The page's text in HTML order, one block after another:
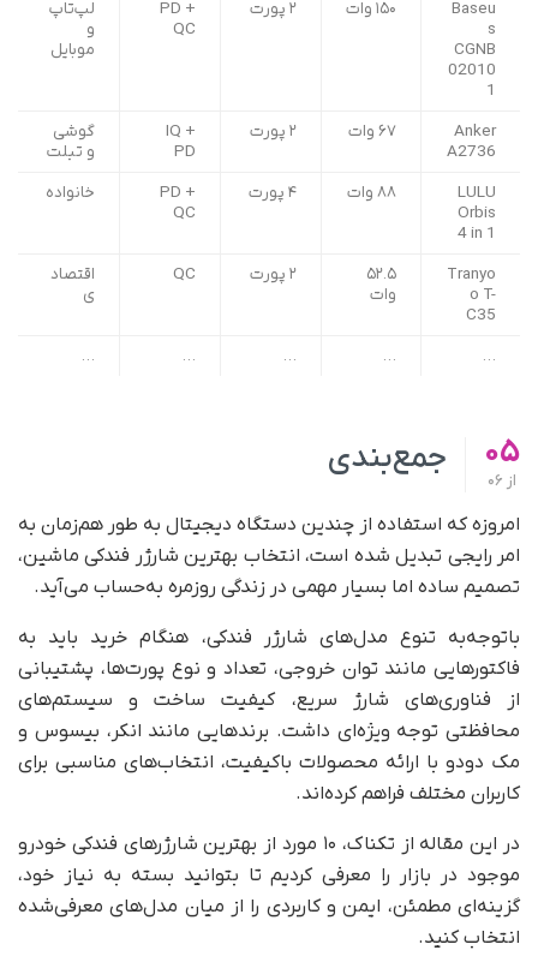
Baseu
s
CGNB
02010
1
۱۵۰ وات ۲ پورت
PD +
QC
لپ‌تاپ
و
موبایل
Anker
A2736
۶۷ وات ۲ پورت
IQ +
PD
گوشی
و تبلت
LULU
Orbis
4 in 1
۸۸ وات ۴ پورت
PD +
QC
خانواده
Tranyo
o T-
C35
۵۲.۵
وات
۲ پورت QC
اقتصاد
ی
…
…
…
…
…
05
از
جمع‌بندی
امروزه که استفاده از چندین دستگاه دیجیتال به ‌طور هم‌زمان به
امر رایجی تبدیل شده است، انتخاب بهترین شارژر فندکی ماشین،
تصمیم ساده اما بسیار مهمی در زندگی روزمره به‌حساب می‌آید.
با‌توجه‌به تنوع مدل‌های شارژر فندکی، هنگام خرید باید به
فاکتورهایی مانند توان خروجی، تعداد و نوع پورت‌ها، پشتیبانی
از فناوری‌های شارژ سریع، کیفیت ساخت و سیستم‌های
محافظتی توجه ویژه‌ای داشت. برندهایی مانند انکر، بیسوس و
مک دودو با ارائه محصولات باکیفیت، انتخاب‌های مناسبی برای
کاربران مختلف فراهم کرده‌اند.
در این مقاله از تکناک، ۱۰ مورد از بهترین شارژرهای فندکی خودرو
موجود در بازار را معرفی کردیم تا بتوانید بسته به نیاز خود،
گزینه‌ای مطمئن، ایمن و کاربردی را از میان مدل‌های معرفی‌شده
انتخاب کنید.